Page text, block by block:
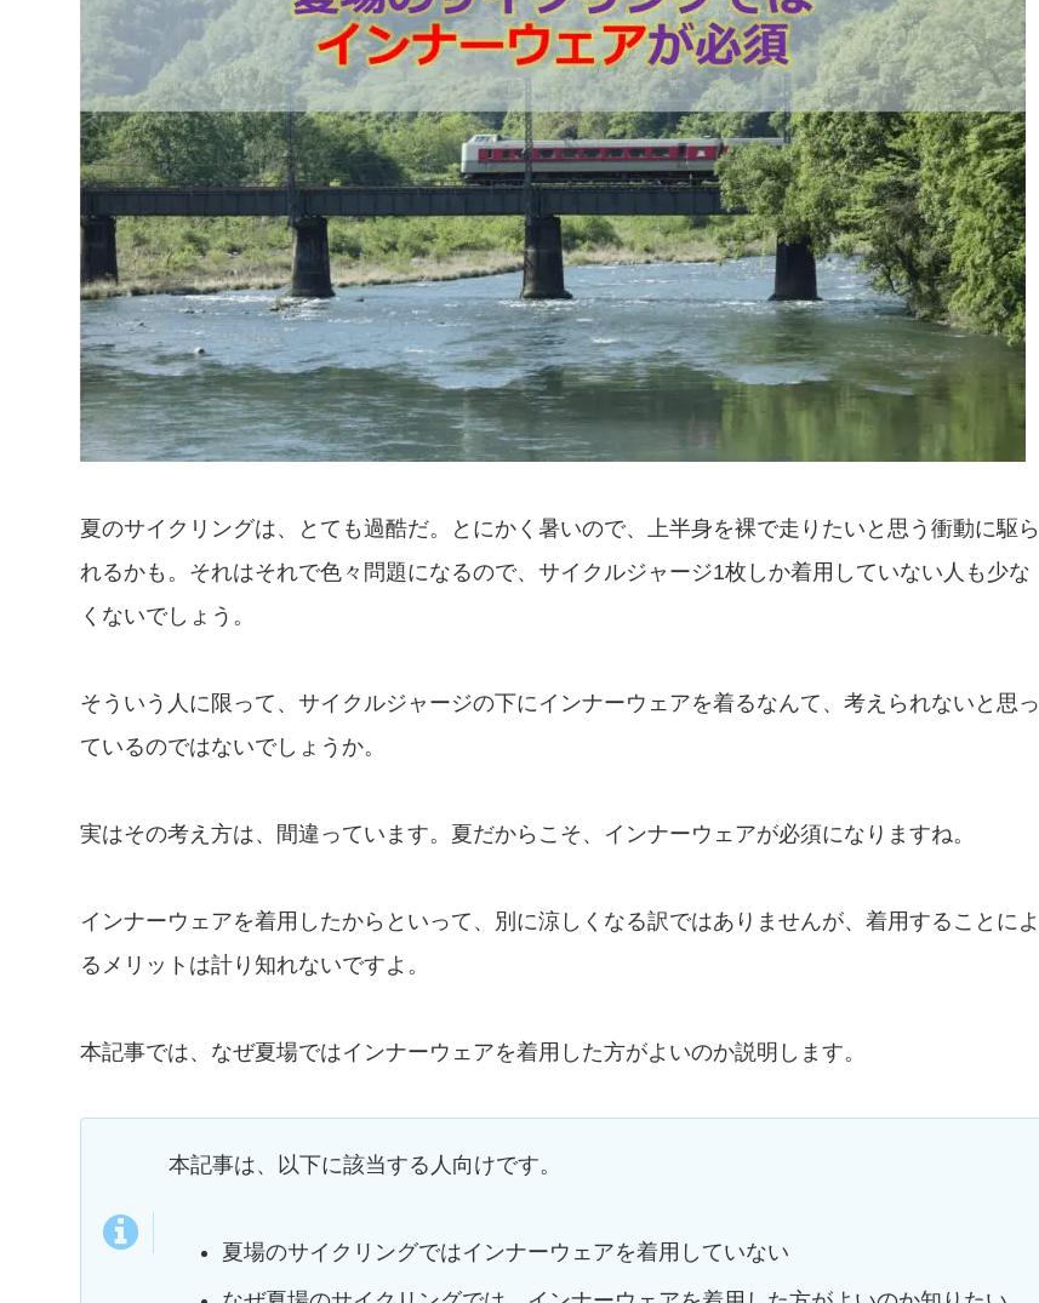
夏のサイクリングは、とても過酷だ。とにかく暑いので、上半身を裸で走りたいと思う衝動に駆ら
れるかも。それはそれで色々問題になるので、サイクルジャージ1枚しか着用していない人も少な
くないでしょう。
そういう人に限って、サイクルジャージの下にインナーウェアを着るなんて、考えられないと思っ
ているのではないでしょうか。
実はその考え方は、間違っています。夏だからこそ、インナーウェアが必須になりますね。
インナーウェアを着用したからといって、別に涼しくなる訳ではありませんが、着用することによ
るメリットは計り知れないですよ。
本記事では、なぜ夏場ではインナーウェアを着用した方がよいのか説明します。
本記事は、以下に該当する人向けです。
夏場のサイクリングではインナーウェアを着用していない